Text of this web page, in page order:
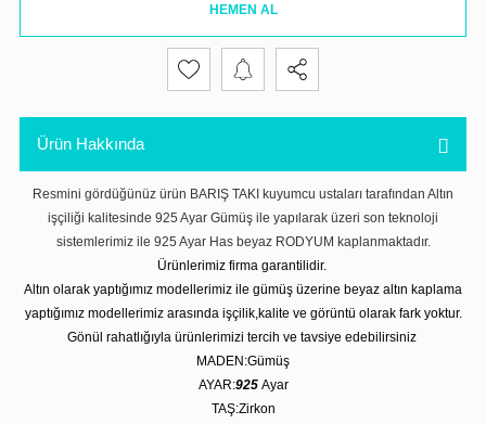
HEMEN AL
Ürün Hakkında
Resmini gördüğünüz ürün BARIŞ TAKI kuyumcu ustaları tarafından Altın
işçiliği kalitesinde 925 Ayar Gümüş ile yapılarak üzeri son teknoloji
sistemlerimiz ile 925 Ayar Has beyaz RODYUM kaplanmaktadır.
Ürünlerimiz firma garantilidir.
Altın olarak yaptığımız modellerimiz ile gümüş üzerine beyaz altın kaplama
yaptığımız modellerimiz arasında işçilik,kalite ve görüntü olarak fark yoktur.
Gönül rahatlığıyla ürünlerimizi tercih ve tavsiye edebilirsiniz
MADEN:Gümüş
AYAR:925 Ayar
TAŞ:Zirkon